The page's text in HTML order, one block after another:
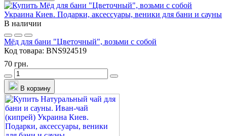
В наличии
Мёд для бани "Цветочный", возьми с собой
Код товара: BNS924519
70 грн.
В корзину